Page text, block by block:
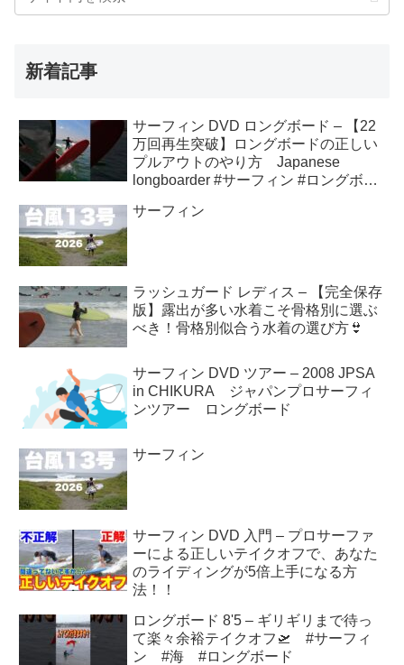
新着記事
サーフィン DVD ロングボード – 【22
万回再生突破】ロングボードの正しい
プルアウトのやり方 Japanese
longboarder #サーフィン #ロングボー
サーフィン
ラッシュガード レディス – 【完全保存
版】露出が多い水着こそ骨格別に選ぶ
べき！骨格別似合う水着の選び方👙
サーフィン DVD ツアー – 2008 JPSA
in CHIKURA ジャパンプロサーフィ
ンツアー ロングボード
サーフィン
サーフィン DVD 入門 – プロサーファ
ーによる正しいテイクオフで、あなた
のライディングが5倍上手になる方
法！！
ロングボード 8'5 – ギリギリまで待っ
て楽々余裕テイクオフ🛫 #サーフィ
ン #海 #ロングボード